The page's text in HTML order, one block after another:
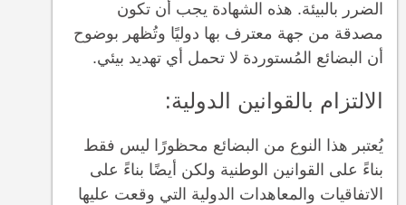
الضرر بالبيئة. هذه الشهادة يجب أن تكون
مصدقة من جهة معترف بها دوليًا وتُظهر بوضوح
أن البضائع المُستوردة لا تحمل أي تهديد بيئي.
الالتزام بالقوانين الدولية:
يُعتبر هذا النوع من البضائع محظورًا ليس فقط
بناءً على القوانين الوطنية ولكن أيضًا بناءً على
الاتفاقيات والمعاهدات الدولية التي وقعت عليها